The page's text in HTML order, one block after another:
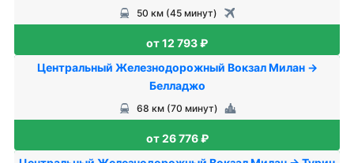
50 км (45 минут)
от 12 793 ₽
Центральный Железнодорожный Вокзал Милан →
Белладжо
68 км (70 минут)
от 26 776 ₽